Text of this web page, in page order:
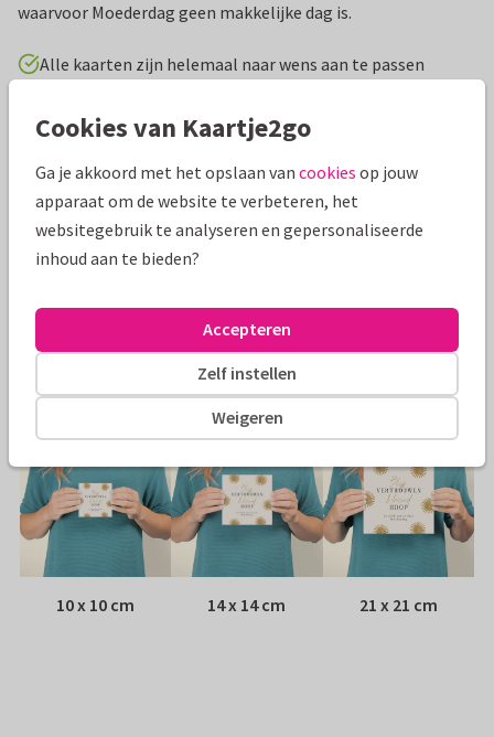
waarvoor Moederdag geen makkelijke dag is.
Alle kaarten zijn helemaal naar wens aan te passen
Moederdag kaarten Renee geeft vorm
Specificaties bij deze kaart
Papiersoort: Kies uit 6 luxe papiersoorten
Adres: Achterop de kaart
Formaten
10 x 10 cm 14 x 14 cm 21 x 21 cm
Cookies van Kaartje2go
Ga je akkoord met het opslaan van cookies op jouw
apparaat om de website te verbeteren, het
websitegebruik te analyseren en gepersonaliseerde
inhoud aan te bieden?
Weigeren
Zelf instellen
Accepteren